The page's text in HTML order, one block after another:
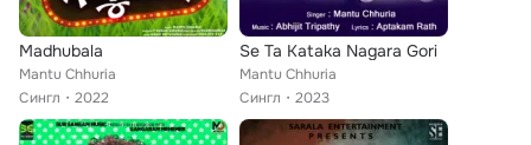
Madhubala
Mantu Chhuria
Сингл
2022
Se Ta Kataka Nagara Gori
Mantu Chhuria
Сингл
2023